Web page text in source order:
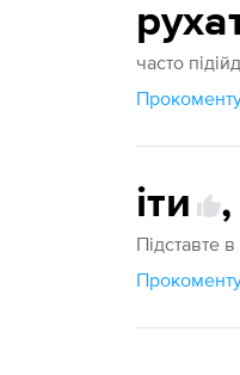
часто
іти ,
Підставте